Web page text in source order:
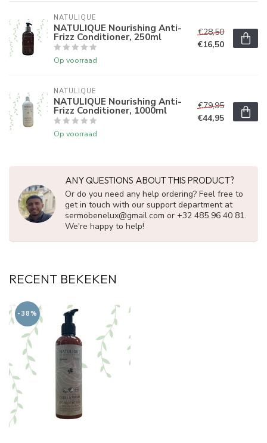
NATULIQUE
NATULIQUE Nourishing Anti-
Frizz Conditioner, 250ml
Op voorraad
€28,50
€16,50
NATULIQUE
NATULIQUE Nourishing Anti-
Frizz Conditioner, 1000ml
Op voorraad
€79,95
€44,95
ANY QUESTIONS ABOUT THIS PRODUCT?
Or do you need any help ordering? Feel free to
get in touch with our support department at
sermobenelux@gmail.com or +32 485 96 40 81.
We're happy to help!
RECENT BEKEKEN
-38%